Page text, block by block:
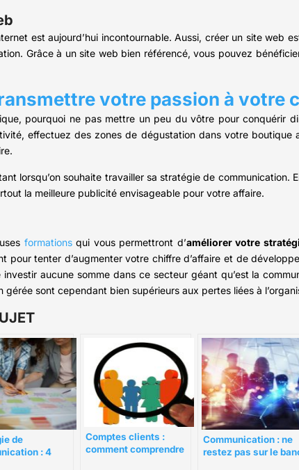
est aujourd’hui incontournable. Aussi, créer un site web
Grâce à un site web bien référencé, vous pouvez
votre passion à votre
pourquoi ne pas mettre un peu du vôtre pour conquérir
effectuez des zones de dégustation dans votre
lorsqu’on souhaite travailler sa stratégie de communication.
la meilleure publicité envisageable pour votre affaire.
formationsqui vous permettront d’améliorer votre
pour tenter d’augmenter votre chiffre d’affaire et de
investir aucune somme dans ce secteur géant qu’est la
sont cependant bien supérieurs aux pertes liées à
de
: 4
Comptes clients :
comment comprendre
Communication : ne
restez pas sur le